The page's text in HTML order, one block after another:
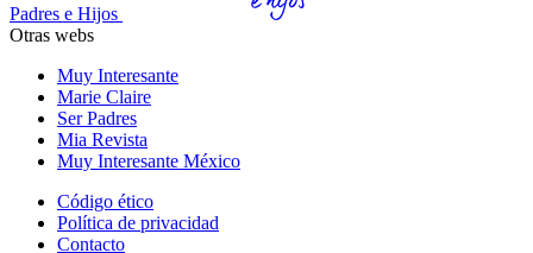
Padres e Hijos
Otras webs
Muy Interesante
Marie Claire
Ser Padres
Mia Revista
Muy Interesante México
Código ético
Política de privacidad
Contacto